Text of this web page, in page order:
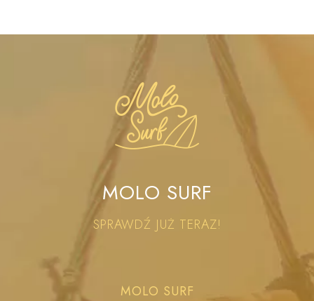
MOLO SURF
SPRAWDŹ JUŻ TERAZ!
MOLO SURF